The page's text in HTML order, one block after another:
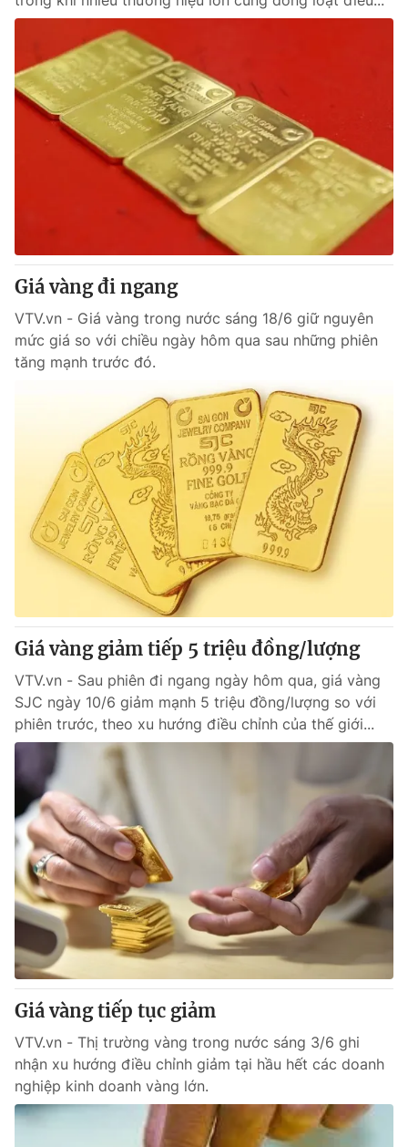
Phó Tổng Biên tập: Nguyễn Thị Mỹ Hạnh, Phạm Quốc Thắng,
Nguyễn Trọng Ninh
Tổng đài VTV: 024.38 355 931 - 024.38 355 932
Ðiện thoại Thời báo VTV:024.66 897 897
Email:toasoan@vtv.vn
Liên hệ quảng cáo:024-7300.7108
® Cấm sao chép dưới mọi hình thức nếu không có sự chấp
thuận bằng văn bản. Ghi rõ nguồn VTV.vn khi phát hành lại
thông tin từ website này.
Giá vàng đi ngang
VTV.vn - Giá vàng trong nước sáng 18/6 giữ nguyên
mức giá so với chiều ngày hôm qua sau những phiên
tăng mạnh trước đó.
Giá vàng giảm tiếp 5 triệu đồng/lượng
VTV.vn - Sau phiên đi ngang ngày hôm qua, giá vàng
SJC ngày 10/6 giảm mạnh 5 triệu đồng/lượng so với
phiên trước, theo xu hướng điều chỉnh của thế giới...
Giá vàng tiếp tục giảm
VTV.vn - Thị trường vàng trong nước sáng 3/6 ghi
nhận xu hướng điều chỉnh giảm tại hầu hết các doanh
nghiệp kinh doanh vàng lớn.